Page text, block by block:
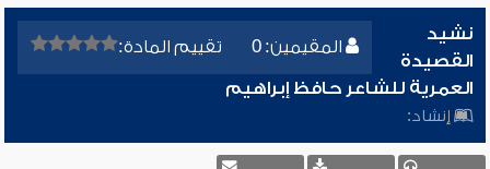
المقيمين: 0 تقييم المادة:
نشيد
القصيدة
العمرية للشاعر حافظ إبراهيم
إنشاد: